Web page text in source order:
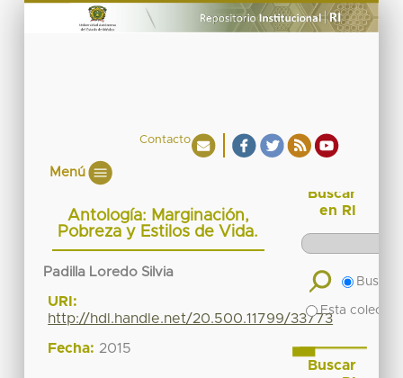
Contacto
Menú
Antología: Marginación,
Pobreza y Estilos de Vida.
Padilla Loredo Silvia
URI:
http://hdl.handle.net/20.500.11799/33773
Fecha: 2015
Buscar
en RI
Buscar
Esta
Buscar